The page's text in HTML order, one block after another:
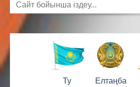
Ту Елтаңба